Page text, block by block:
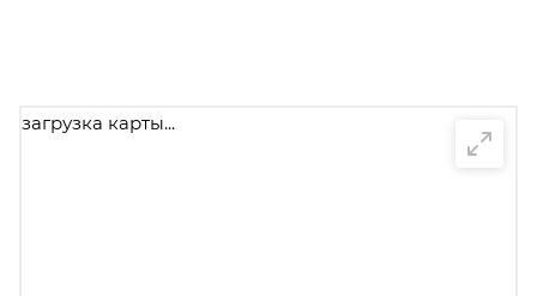
загрузка карты...